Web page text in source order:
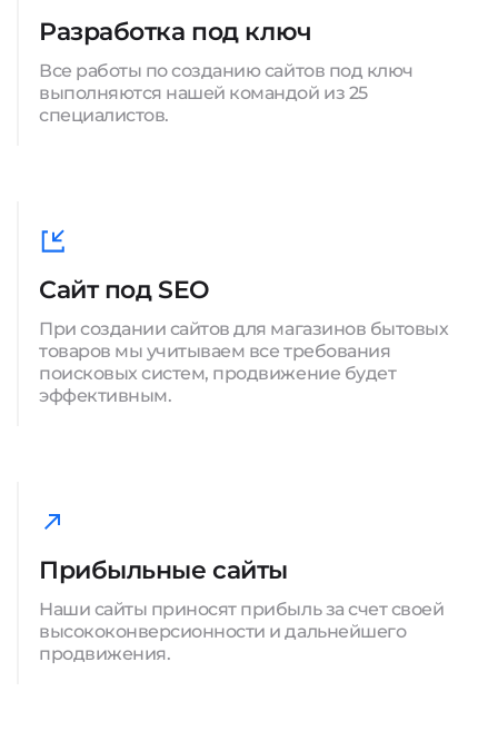
Разработка под ключ
Все работы по созданию сайтов под ключ
выполняются нашей командой из 25
специалистов.
Сайт под SEO
При создании сайтов для магазинов бытовых
товаров мы учитываем все требования
поисковых систем, продвижение будет
эффективным.
Прибыльные сайты
Наши сайты приносят прибыль за счет своей
высококонверсионности и дальнейшего
продвижения.